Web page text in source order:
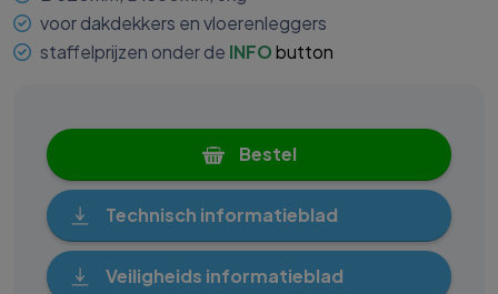
voor dakdekkers en vloerenleggers
staffelprijzen onder de INFObutton
Bestel
Technisch informatieblad
Veiligheids informatieblad